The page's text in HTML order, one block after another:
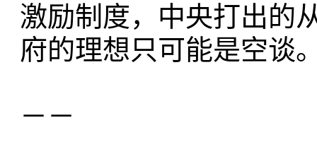
激励制度，中央打出的
府的理想只可能是空谈
－－